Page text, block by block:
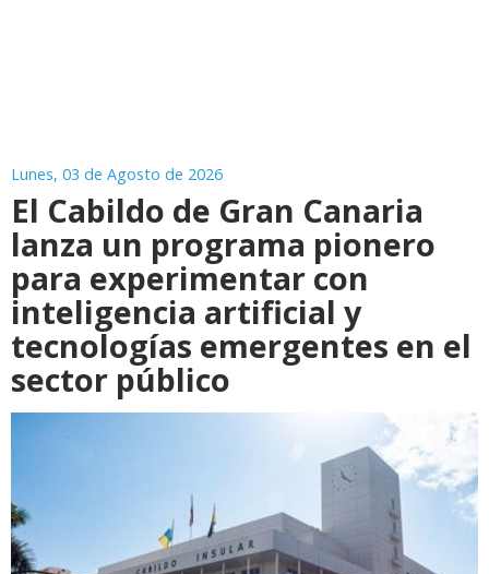
Lunes, 03 de Agosto de 2026
El Cabildo de Gran Canaria
lanza un programa pionero
para experimentar con
inteligencia artificial y
tecnologías emergentes en el
sector público